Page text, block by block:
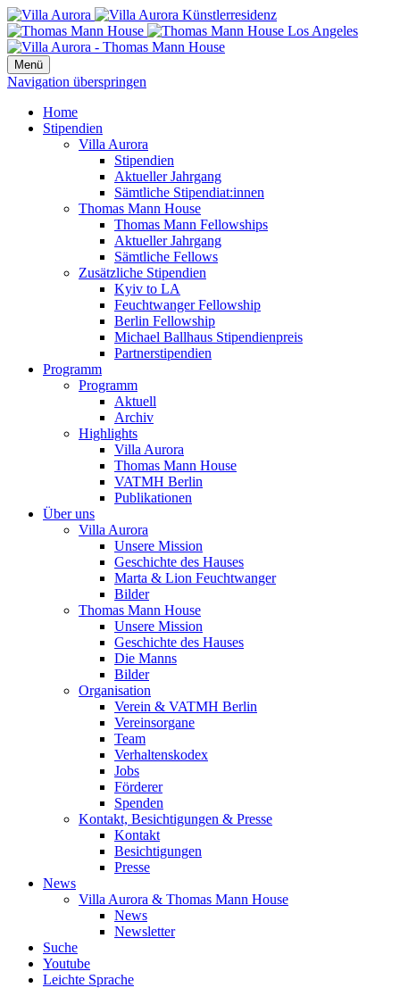
Menü
Navigation überspringen
Home
Stipendien
Villa Aurora
Stipendien
Aktueller Jahrgang
Sämtliche Stipendiat:innen
Thomas Mann House
Thomas Mann Fellowships
Aktueller Jahrgang
Sämtliche Fellows
Zusätzliche Stipendien
Kyiv to LA
Feuchtwanger Fellowship
Berlin Fellowship
Michael Ballhaus Stipendienpreis
Partnerstipendien
Programm
Programm
Aktuell
Archiv
Highlights
Villa Aurora
Thomas Mann House
VATMH Berlin
Publikationen
Über uns
Villa Aurora
Unsere Mission
Geschichte des Hauses
Marta & Lion Feuchtwanger
Bilder
Thomas Mann House
Unsere Mission
Geschichte des Hauses
Die Manns
Bilder
Organisation
Verein & VATMH Berlin
Vereinsorgane
Team
Verhaltenskodex
Jobs
Förderer
Spenden
Kontakt, Besichtigungen & Presse
Kontakt
Besichtigungen
Presse
News
Villa Aurora & Thomas Mann House
News
Newsletter
Suche
Youtube
Leichte Sprache